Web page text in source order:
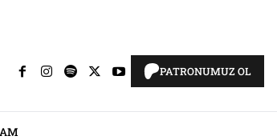
PATRONUMUZ OL